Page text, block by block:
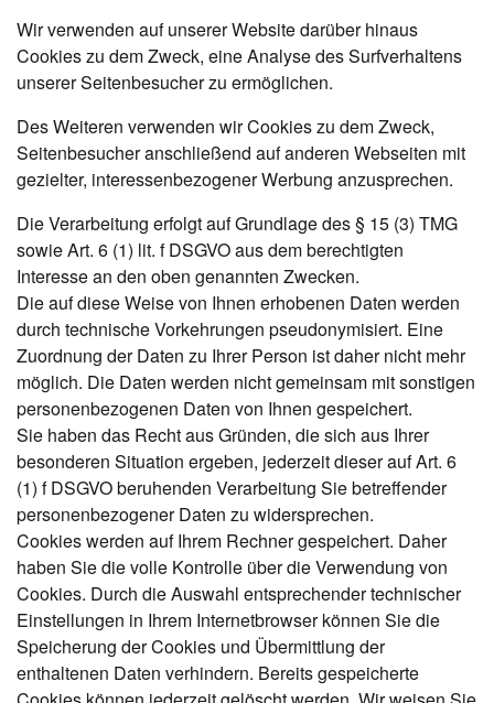
Wir verwenden auf unserer Website darüber hinaus
Cookies zu dem Zweck, eine Analyse des Surfverhaltens
unserer Seitenbesucher zu ermöglichen.
Des Weiteren verwenden wir Cookies zu dem Zweck,
Seitenbesucher anschließend auf anderen Webseiten mit
gezielter, interessenbezogener Werbung anzusprechen.
Die Verarbeitung erfolgt auf Grundlage des § 15 (3) TMG
sowie Art. 6 (1) lit. f DSGVO aus dem berechtigten
Interesse an den oben genannten Zwecken.
Die auf diese Weise von Ihnen erhobenen Daten werden
durch technische Vorkehrungen pseudonymisiert. Eine
Zuordnung der Daten zu Ihrer Person ist daher nicht mehr
möglich. Die Daten werden nicht gemeinsam mit sonstigen
personenbezogenen Daten von Ihnen gespeichert.
Sie haben das Recht aus Gründen, die sich aus Ihrer
besonderen Situation ergeben, jederzeit dieser auf Art. 6
(1) f DSGVO beruhenden Verarbeitung Sie betreffender
personenbezogener Daten zu widersprechen.
Cookies werden auf Ihrem Rechner gespeichert. Daher
haben Sie die volle Kontrolle über die Verwendung von
Cookies. Durch die Auswahl entsprechender technischer
Einstellungen in Ihrem Internetbrowser können Sie die
Speicherung der Cookies und Übermittlung der
enthaltenen Daten verhindern. Bereits gespeicherte